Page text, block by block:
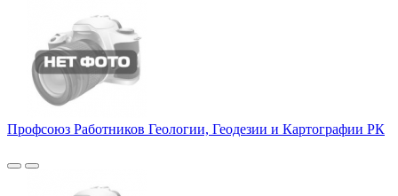
Профсоюз Работников Геологии, Геодезии и Картографии РК